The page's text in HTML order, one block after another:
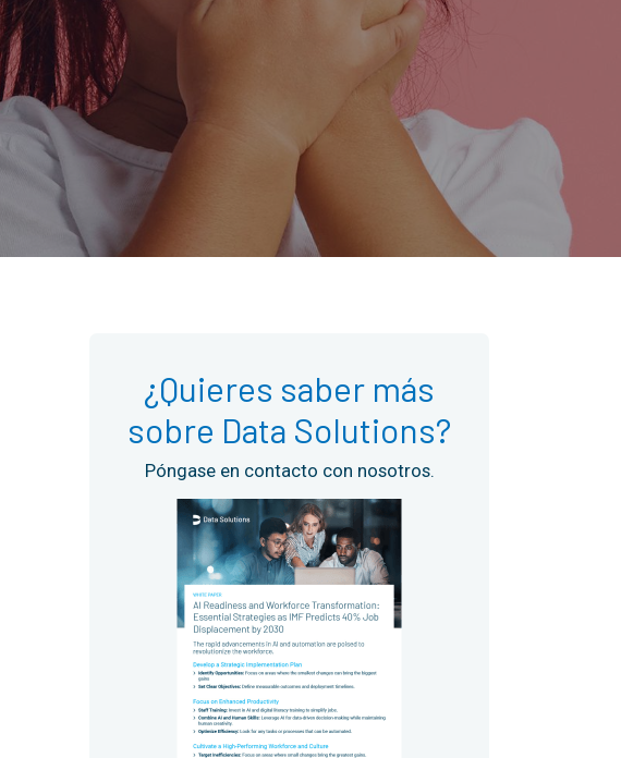
¿Quieres saber más
sobre Data Solutions?
Póngase en contacto con nosotros.